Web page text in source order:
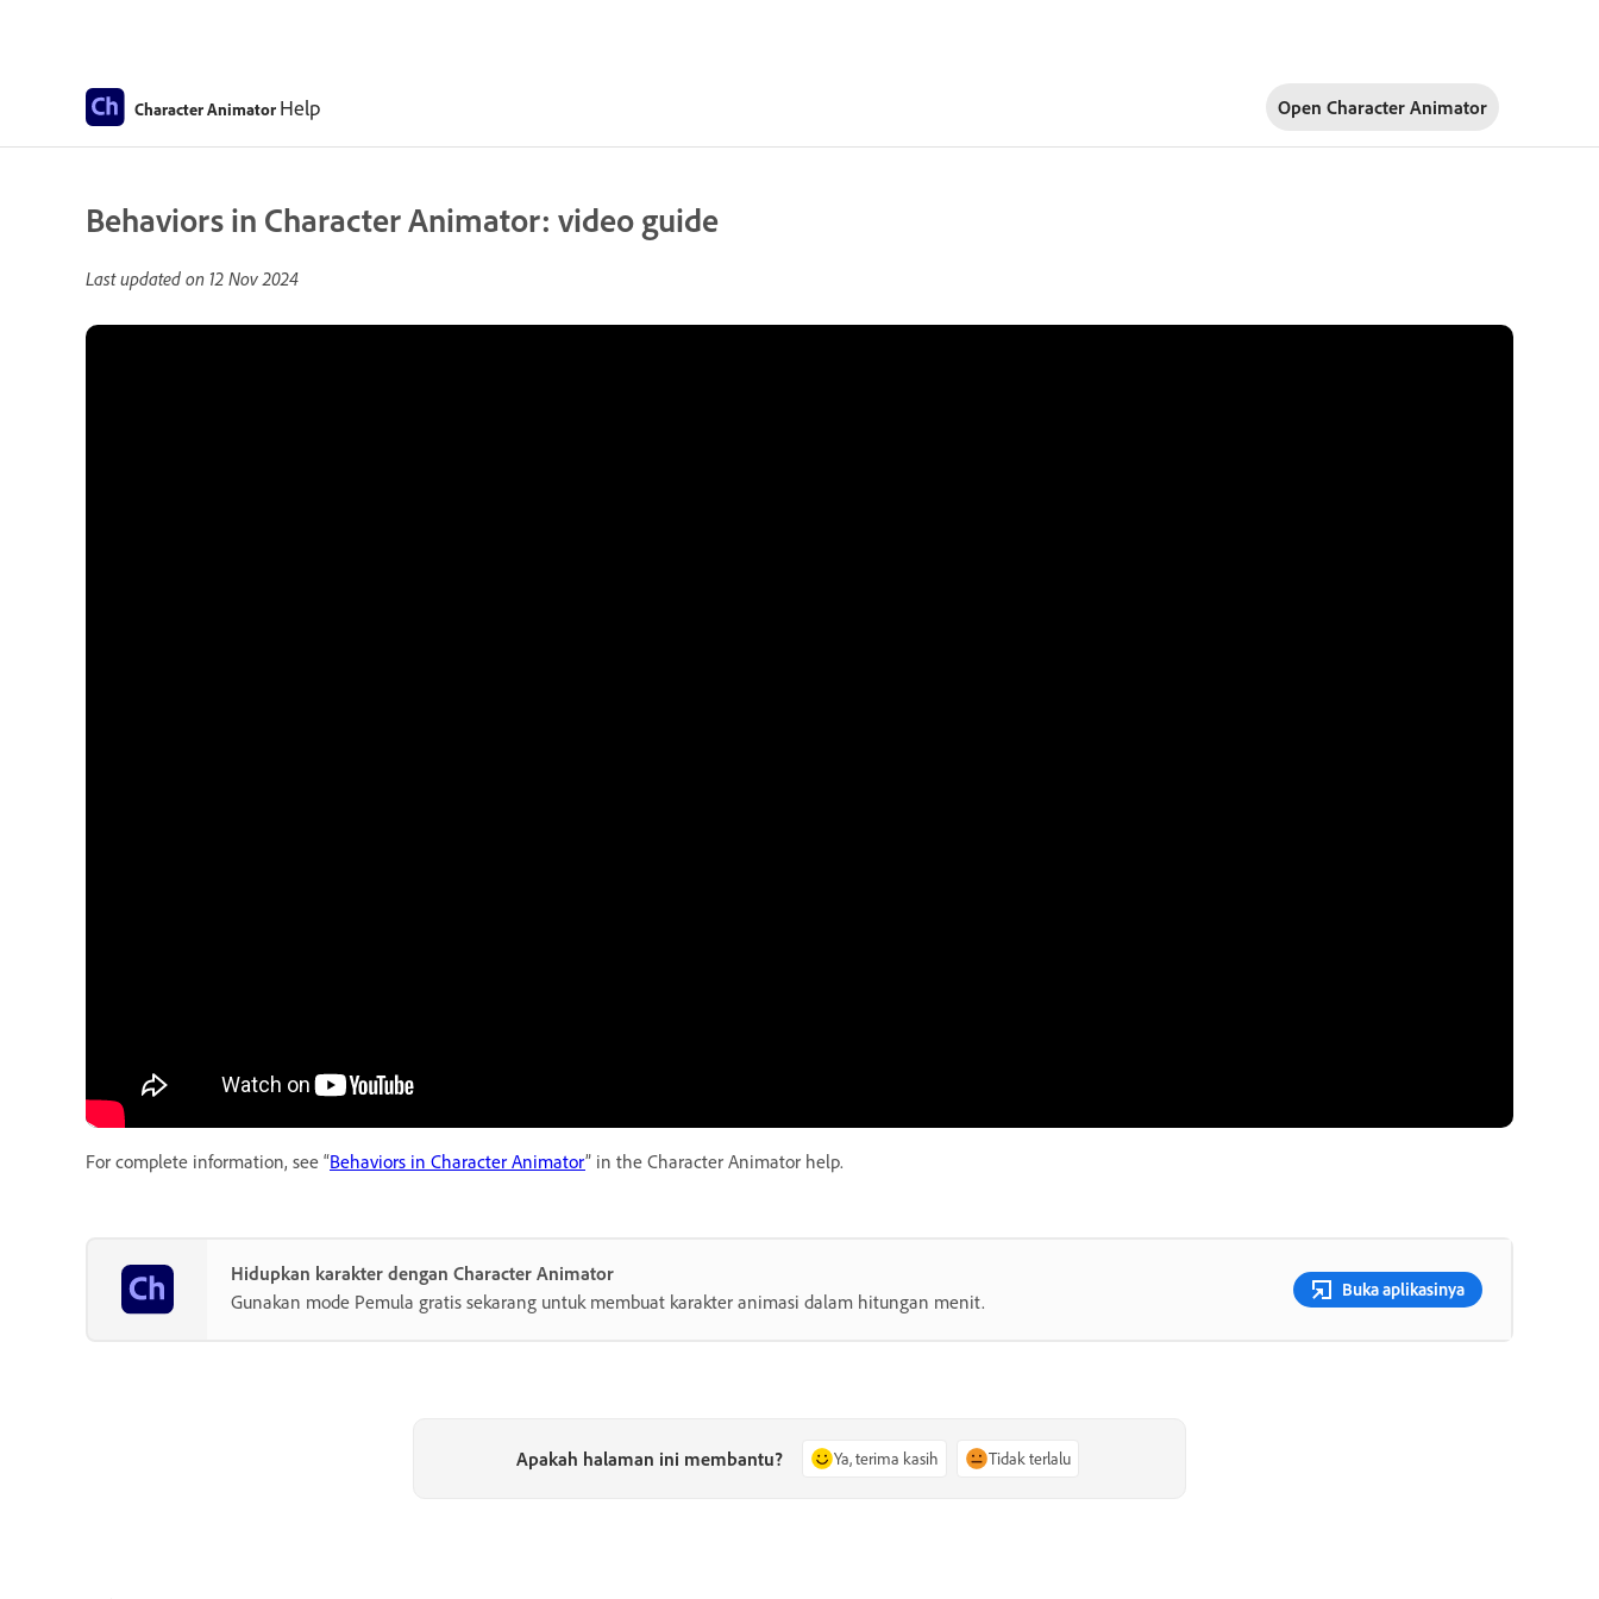
Character Animator Help Open Character Animator
Behaviors in Character Animator: video guide
Last updated on 12 Nov 2024
For complete information, see “Behaviors in Character Animator” in the Character Animator help.
Hidupkan karakter dengan Character Animator
Gunakan mode Pemula gratis sekarang untuk membuat karakter animasi dalam hitungan menit.
Buka aplikasinya
Apakah halaman ini membantu? Ya, terima kasih Tidak terlalu